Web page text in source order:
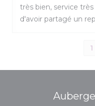
très bien, service
d'avoir partagé un
1